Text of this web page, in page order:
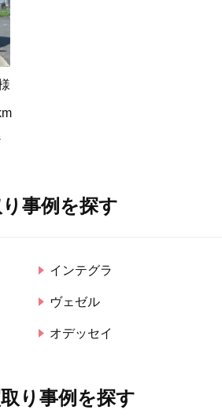
事例を探す
インテグラ
ヴェゼル
オデッセイ
り事例を探す